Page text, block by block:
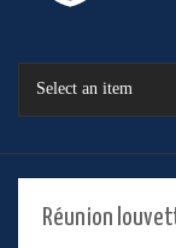
Réunion